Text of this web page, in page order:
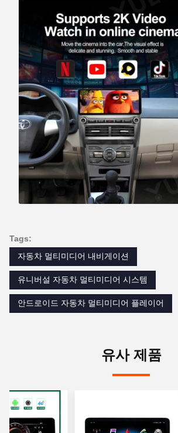
Tags:
자동차 멀티미디어 내비게이션
유니버설 자동차 멀티미디어 시스템
안드로이드 자동차 멀티미디어 플레이어
유사 제품